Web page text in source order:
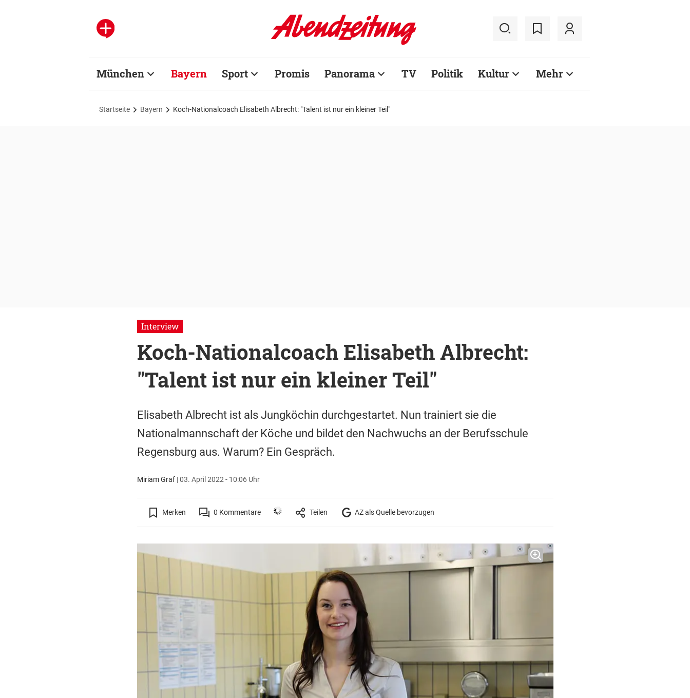
München Bayern Sport Promis Panorama TV Politik Kultur Mehr
Startseite Bayern Koch-Nationalcoach Elisabeth Albrecht: "Talent ist nur ein kleiner Teil"
Interview
Koch-Nationalcoach Elisabeth Albrecht:
"Talent ist nur ein kleiner Teil"
Elisabeth Albrecht ist als Jungköchin durchgestartet. Nun trainiert sie die
Nationalmannschaft der Köche und bildet den Nachwuchs an der Berufsschule
Regensburg aus. Warum? Ein Gespräch.
Miriam Graf|03. April 2022 - 10:06 Uhr
Merken 0 Kommentare Teilen AZ als Quelle bevorzugen